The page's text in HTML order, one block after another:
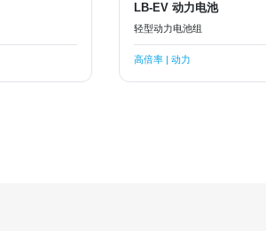
LB-EV 动力电池
轻型动力电池组
高倍率 | 动力